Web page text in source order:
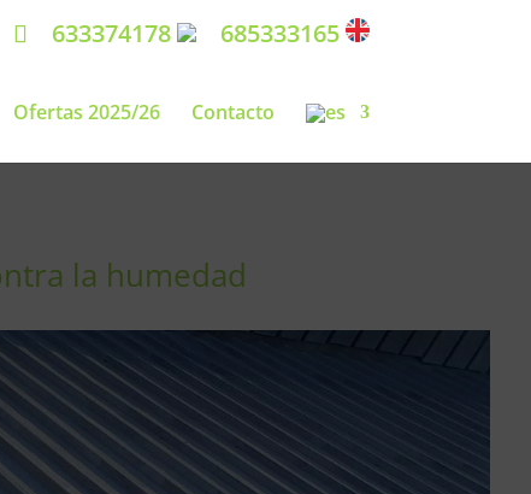
633374178 685333165
Ofertas 2025/26 Contacto
la humedad